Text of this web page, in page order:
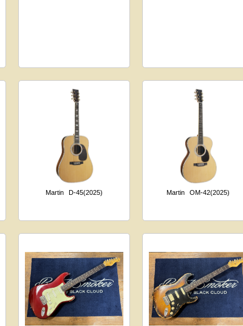
Martin D-45(2025) Martin OM-42(2025)